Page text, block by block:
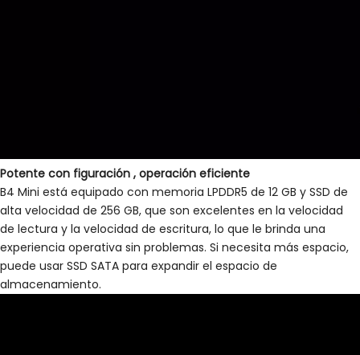
Potente con figuración , operación eficiente
B4 Mini está equipado con memoria LPDDR5 de 12 GB y SSD de
alta velocidad de 256 GB, que son excelentes en la velocidad
de lectura y la velocidad de escritura, lo que le brinda una
experiencia operativa sin problemas. Si necesita más espacio,
puede usar SSD SATA para expandir el espacio de
almacenamiento.